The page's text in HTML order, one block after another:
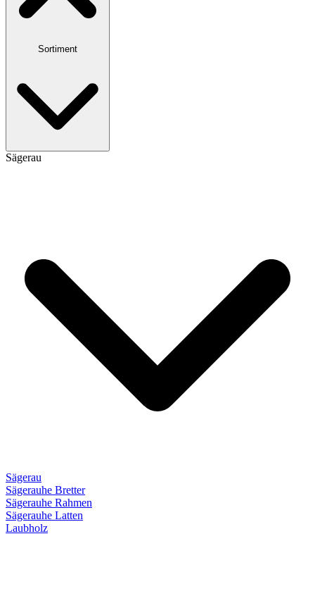
Sortiment
Sägerau
Sägerau
Sägerauhe Bretter
Sägerauhe Rahmen
Sägerauhe Latten
Laubholz